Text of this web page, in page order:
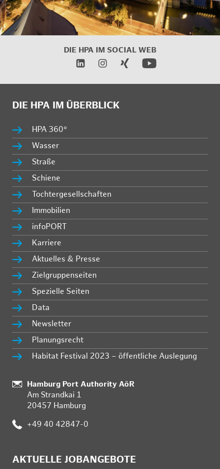
DIE HPA IM SOCIAL WEB
DIE HPA IM ÜBERBLICK
HPA 360°
Wasser
Straße
Schiene
Tochtergesellschaften
Immobilien
infoPORT
Karriere
Aktuelles & Presse
Zielgruppenseiten
Spezielle Seiten
Data
Newsletter
Planungsrecht
Habitat Festival 2023 – öffentliche Auslegung
Standort:
Hamburg Port Authority AöR
Am Strandkai 1
20457 Hamburg
Telefon:
+49 40 42847-0
AKTUELLE JOBANGEBOTE